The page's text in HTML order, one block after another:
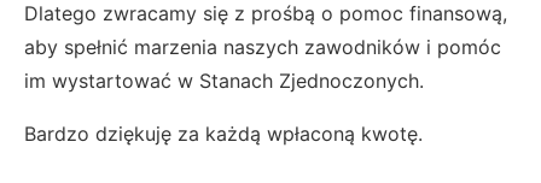
Dlatego zwracamy się z prośbą o pomoc finansową,
aby spełnić marzenia naszych zawodników i pomóc
im wystartować w Stanach Zjednoczonych.
Bardzo dziękuję za każdą wpłaconą kwotę.